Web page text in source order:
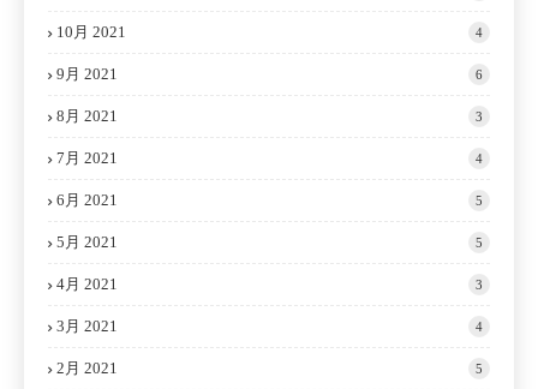
10月 2021 4
9月 2021 6
8月 2021 3
7月 2021 4
6月 2021 5
5月 2021 5
4月 2021 3
3月 2021 4
2月 2021 5